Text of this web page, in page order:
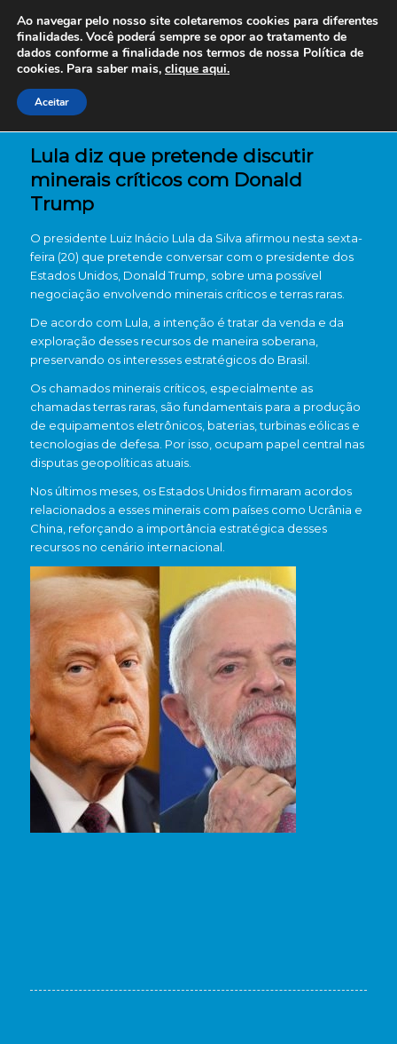
Lula diz que pretende discutir
minerais críticos com Donald
Trump
O presidente Luiz Inácio Lula da Silva afirmou nesta sexta-
feira (20) que pretende conversar com o presidente dos
Estados Unidos, Donald Trump , sobre uma possível
negociação envolvendo minerais críticos e terras raras.
De acordo com Lula, a intenção é tratar da venda e da
exploração desses recursos de maneira soberana,
preservando os interesses estratégicos do Brasil.
Os chamados minerais críticos, especialmente as
chamadas terras raras, são fundamentais para a produção
de equipamentos eletrônicos, baterias, turbinas eólicas e
tecnologias de defesa. Por isso, ocupam papel central nas
disputas geopolíticas atuais.
Nos últimos meses, os Estados Unidos firmaram acordos
relacionados a esses minerais com países como Ucrânia e
China , reforçando a importância estratégica desses
recursos no cenário internacional.
Ao navegar pelo nosso site coletaremos cookies para diferentes
finalidades. Você poderá sempre se opor ao tratamento de
dados conforme a finalidade nos termos de nossa Política de
cookies. Para saber mais, clique aqui.
Aceitar